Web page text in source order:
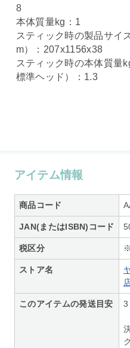
8
本体質量kg：1
スティック時の製品サイ
m）：207x1156x38
スティック時の本体質量
標準ヘッド）：1.3
アイテム情報
商品コード
JAN(またはISBN)コード
税区分
ストア名
このアイテムの発送目安 3